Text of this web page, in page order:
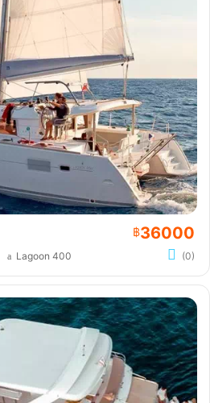
฿36000
Lagoon 400 (0)